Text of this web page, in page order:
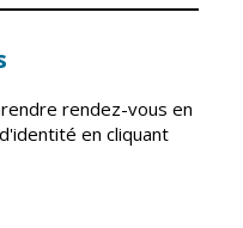
scolaires
Accueil avant
rendez-vous en
en cliquant